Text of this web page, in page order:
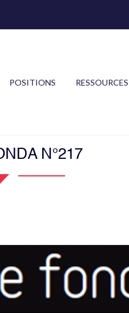
POSITIONS RESSOURCES
N°217